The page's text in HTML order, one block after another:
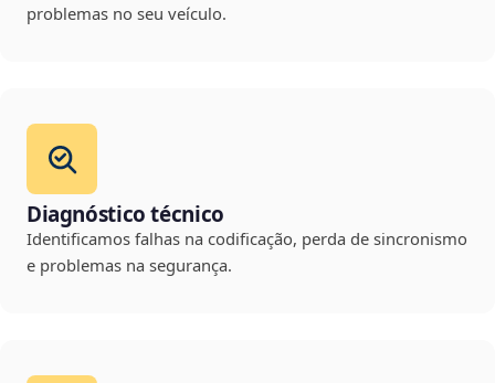
problemas no seu veículo.
Diagnóstico técnico
Identificamos falhas na codificação, perda de sincronismo
e problemas na segurança.